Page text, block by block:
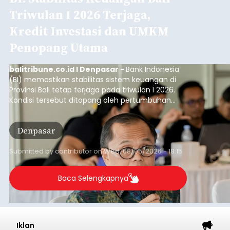
Triwulan I 2026 Terjaga,
Kredit Investasi dan UMKM
Penopang Utama
balitribune.co.id I Denpasar - Bank Indonesia
(BI) memastikan stabilitas sistem keuangan di
Provinsi Bali tetap terjaga pada triwulan I 2026.
Kondisi tersebut ditopang oleh pertumbuhan
penyaluran kredit yang masih positif, terutama
pada sektor-sektor utama penggerak ekonomi
daerah, dengan risiko kredit yang tetap
terkendali.
Denpasar
Submitted bycontributoronWed, 08/05/2026 - 18:15
Baca Selengkapnya
Iklan